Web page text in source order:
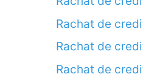
Rachat de
Rachat de
Rachat de